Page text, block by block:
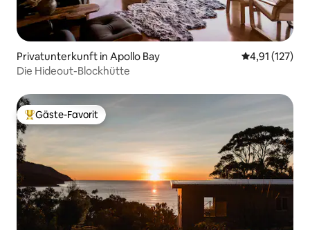
Privatunterkunft in Apollo Bay
4,91 (127)
Die Hideout-Blockhütte
Beliebter Gäste-Favorit.
Gäste-Favorit